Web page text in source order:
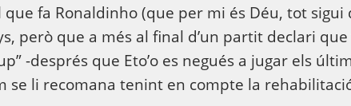
fa Ronaldinho (que per mi és Déu, tot sigui
però que a més al final d’un partit declari que
-després que Eto’o es negués a jugar els
se li recomana tenint en compte la